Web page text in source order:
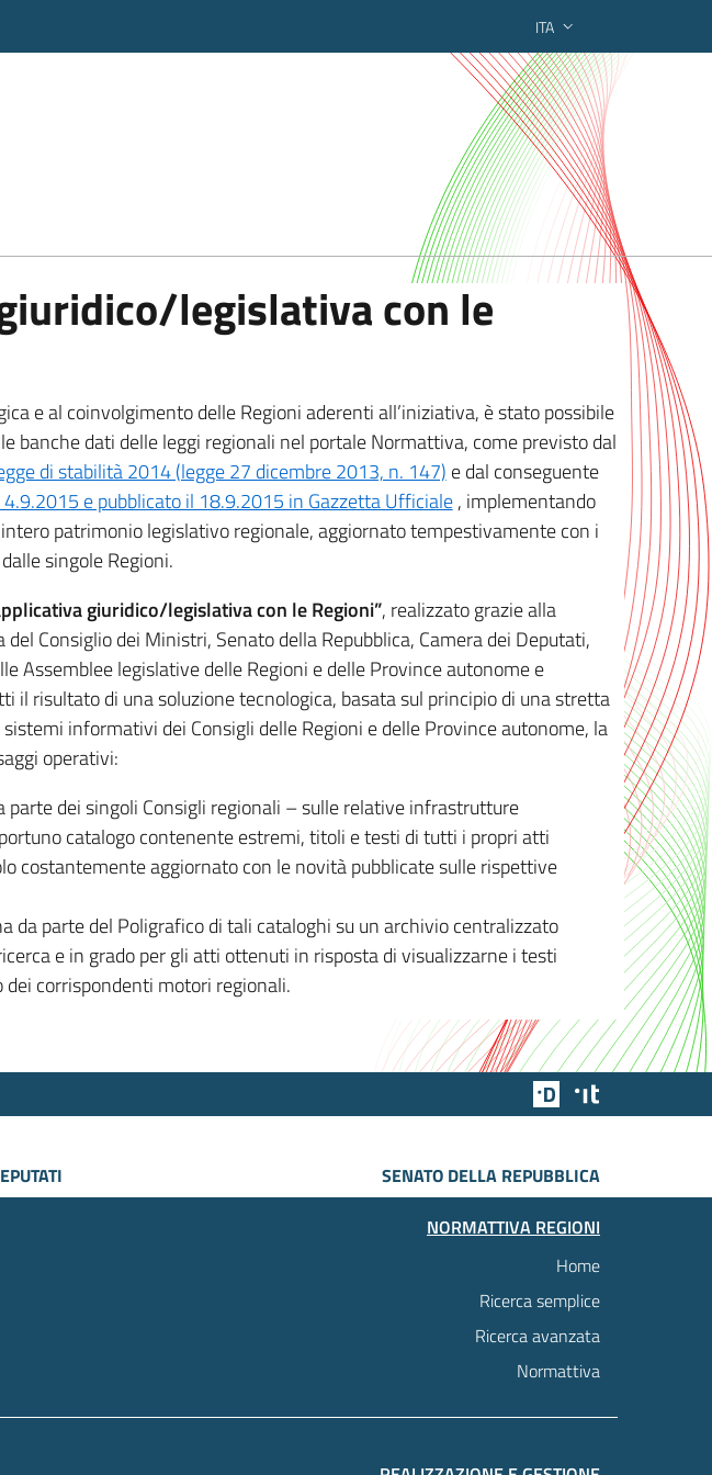
ITA
federato regionale
legislativa con le
e al coinvolgimento delle Regioni aderenti all’iniziativa, è stato possibile
banche dati delle leggi regionali nel portale Normattiva, come previsto dal
di stabilità 2014 (legge 27 dicembre 2013, n. 147) e dal conseguente
e pubblicato il 18.9.2015 in Gazzetta Ufficiale, implementando
patrimonio legislativo regionale, aggiornato tempestivamente con i
singole Regioni.
giuridico/legislativa con le Regioni”, realizzato grazie alla
Consiglio dei Ministri, Senato della Repubblica, Camera dei Deputati,
Assemblee legislative delle Regioni e delle Province autonome e
il risultato di una soluzione tecnologica, basata sul principio di una stretta
informativi dei Consigli delle Regioni e delle Province autonome, la
operativi:
parte dei singoli Consigli regionali – sulle relative infrastrutture
catalogo contenente estremi, titoli e testi di tutti i propri atti
costantemente aggiornato con le novità pubblicate sulle rispettive
da parte del Poligrafico di tali cataloghi su un archivio centralizzato
e in grado per gli atti ottenuti in risposta di visualizzarne i testi
corrispondenti motori regionali.
Team Digitale
SENATO DELLA REPUBBLICA
NORMATTIVA REGIONI
Home
Ricerca semplice
Ricerca avanzata
Normattiva